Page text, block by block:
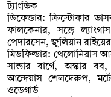
ট্যাংভিক
ডিফেন্ডার: ক্রিস্টোফার
ফালকেনার, সন্ড্রে
পেদারসেন, জুলিয়ান
মিডফিল্ডার: থেলোনিয়াস
সান্ডার বার্গে, অস্কার
আন্দ্রেয়াস শেলদেরুপ,
ওডেগার্ড